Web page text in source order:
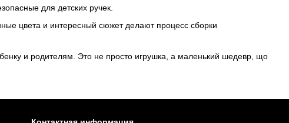
для детских ручек.
цвета и интересный сюжет делают процесс сборки
и родителям. Это не просто игрушка, а маленький шедевр, що